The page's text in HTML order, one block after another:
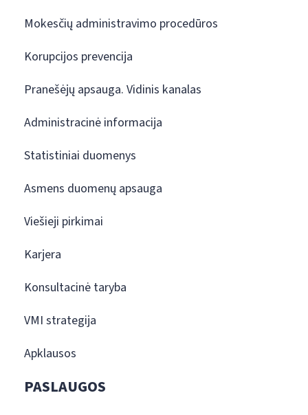
Mokesčių administravimo procedūros
Korupcijos prevencija
Pranešėjų apsauga. Vidinis kanalas
Administracinė informacija
Statistiniai duomenys
Asmens duomenų apsauga
Viešieji pirkimai
Karjera
Konsultacinė taryba
VMI strategija
Apklausos
PASLAUGOS